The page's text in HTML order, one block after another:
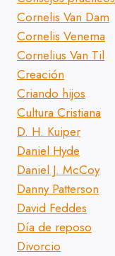
Cornelis Van Dam
Cornelis Venema
Cornelius Van Til
Creación
Criando hijos
Cultura Cristiana
D. H. Kuiper
Daniel Hyde
Daniel J. McCoy
Danny Patterson
David Feddes
Día de reposo
Divorcio